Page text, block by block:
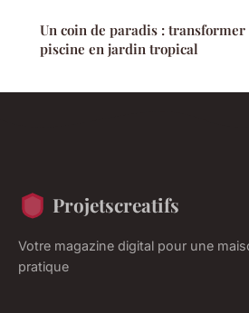
Un coin de paradis : transformer
piscine en jardin tropical
Projetscreatifs
Votre magazine digital pour une
pratique